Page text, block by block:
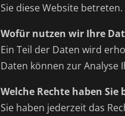
Sie diese Website betreten.
Wofür nutzen wir Ihre
Ein Teil der Daten wird
Daten können zur Analyse
Welche Rechte haben
Sie haben jederzeit das